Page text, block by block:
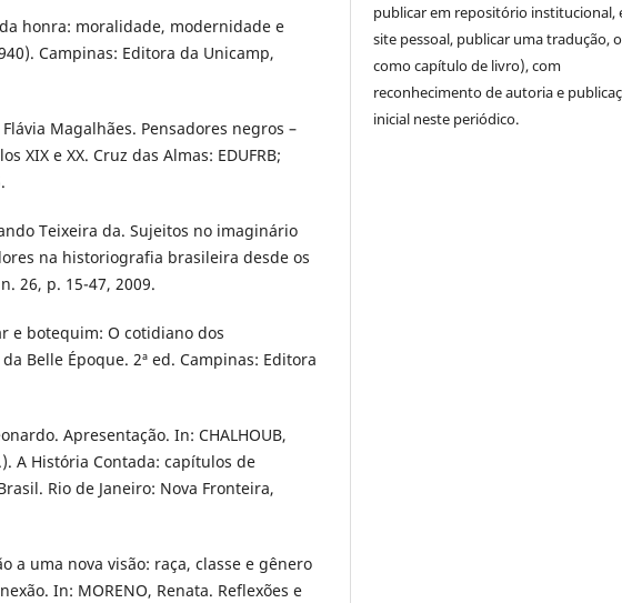
da honra: moralidade, modernidade e
Campinas: Editora da Unicamp,
Flávia Magalhães. Pensadores negros –
XIX e XX. Cruz das Almas: EDUFRB;
Teixeira da. Sujeitos no imaginário
na historiografia brasileira desde os
26, p. 15-47, 2009.
e botequim: O cotidiano dos
Belle Époque. 2ª ed. Campinas: Editora
Apresentação. In: CHALHOUB,
A História Contada: capítulos de
Rio de Janeiro: Nova Fronteira,
a uma nova visão: raça, classe e gênero
In: MORENO, Renata. Reflexões e
publicar em repositório institucional,
site pessoal, publicar uma tradução,
como capítulo de livro), com
reconhecimento de autoria e
inicial neste periódico.